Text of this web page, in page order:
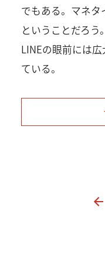
でもある。マネ
ということだろう。
LINEの眼前には
ている。